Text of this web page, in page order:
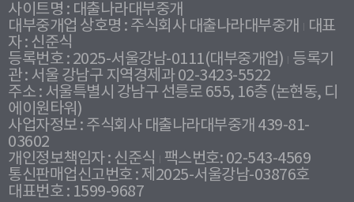
사이트명 : 대출나라대부중개
대부중개업 상호명 : 주식회사 대출나라대부중개
대표
자 : 신준식
등록번호 : 2025-서울강남-0111(대부중개업) 등록기
관 : 서울 강남구 지역경제과 02-3423-5522
주소 : 서울특별시 강남구 선릉로 655, 16층 (논현동, 디
에이원타워)
사업자정보 : 주식회사 대출나라대부중개 439-81-
03602
개인정보책임자 : 신준식
팩스번호: 02-543-4569
통신판매업신고번호 : 제2025-서울강남-03876호
대표번호 : 1599-9687